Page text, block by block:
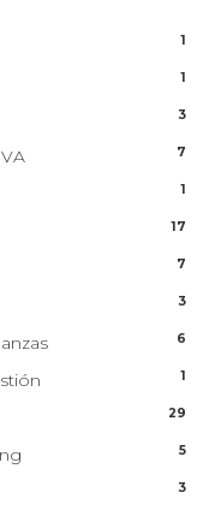
1
1
3
7
1
17
7
3
6
1
29
5
3